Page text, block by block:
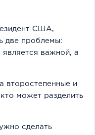
США,
две проблемы:
важной, а
второстепенные и
может разделить
сделать